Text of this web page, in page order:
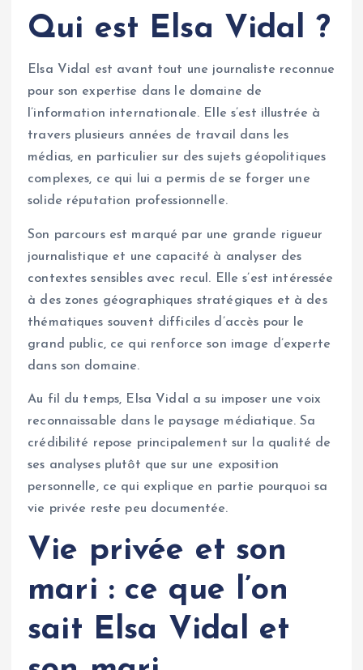
Qui est Elsa Vidal ?
Elsa Vidal est avant tout une journaliste reconnue
pour son expertise dans le domaine de
l’information internationale. Elle s’est illustrée à
travers plusieurs années de travail dans les
médias, en particulier sur des sujets géopolitiques
complexes, ce qui lui a permis de se forger une
solide réputation professionnelle.
Son parcours est marqué par une grande rigueur
journalistique et une capacité à analyser des
contextes sensibles avec recul. Elle s’est intéressée
à des zones géographiques stratégiques et à des
thématiques souvent difficiles d’accès pour le
grand public, ce qui renforce son image d’experte
dans son domaine.
Au fil du temps, Elsa Vidal a su imposer une voix
reconnaissable dans le paysage médiatique. Sa
crédibilité repose principalement sur la qualité de
ses analyses plutôt que sur une exposition
personnelle, ce qui explique en partie pourquoi sa
vie privée reste peu documentée.
Vie privée et son
mari : ce que l’on
sait Elsa Vidal et